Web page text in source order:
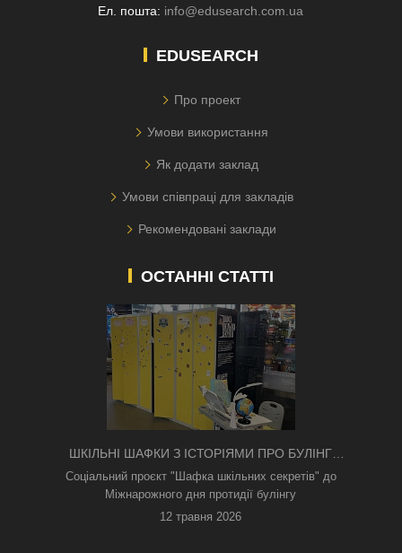
Ел. пошта: info@edusearch.com.ua
EDUSEARCH
Про проект
Умови використання
Як додати заклад
Умови співпраці для закладів
Рекомендовані заклади
ОСТАННІ СТАТТІ
ШКІЛЬНІ ШАФКИ З ІСТОРІЯМИ ПРО БУЛІНГ
З'ЯВИЛИСЯ В КИЄВІ
Соціальний проєкт "Шафка шкільних секретів" до
Міжнарожного дня протидії булінгу
12 травня 2026